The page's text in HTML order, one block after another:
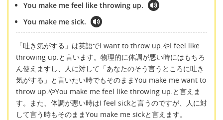
You make me feel like throwing up.
You make me sick.
「吐き気がする」は英語でI want to throw up.やI feel like
throwing up.と言います。物理的に体調が悪い時にはもちろ
ん使えますし、人に対して「あなたのそう言うところに吐き
気がする」と言いたい時でもそのままYou make me want to
throw up.やYou make me feel like throwing up.と言えま
す。また、体調が悪い時はI feel sickと言うのですが、人に対
して言う時もそのままYou make me sickと言えます。